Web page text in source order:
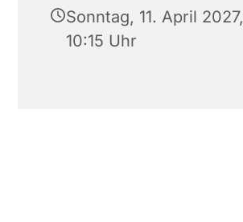
Sonntag, 11. April 2027,
10:15 Uhr